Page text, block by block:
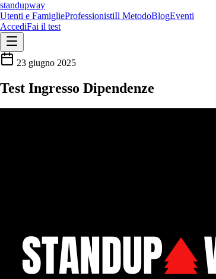
standupway
Utenti e FamiglieProfessionistiIl MetodoBlogEventi
AccediFai il test
23 giugno 2025
Test Ingresso Dipendenze